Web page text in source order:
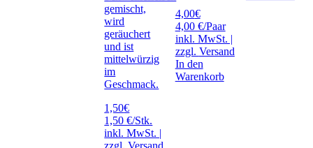
gemischt,
wird
geräuchert
und ist
mittelwürzig
im
Geschmack.
1,50€
1,50 €/Stk.
inkl. MwSt. |
zzgl.Versand
4,00€
4,00 €/Paar
inkl. MwSt. |
zzgl. Versand
In den
Warenkorb